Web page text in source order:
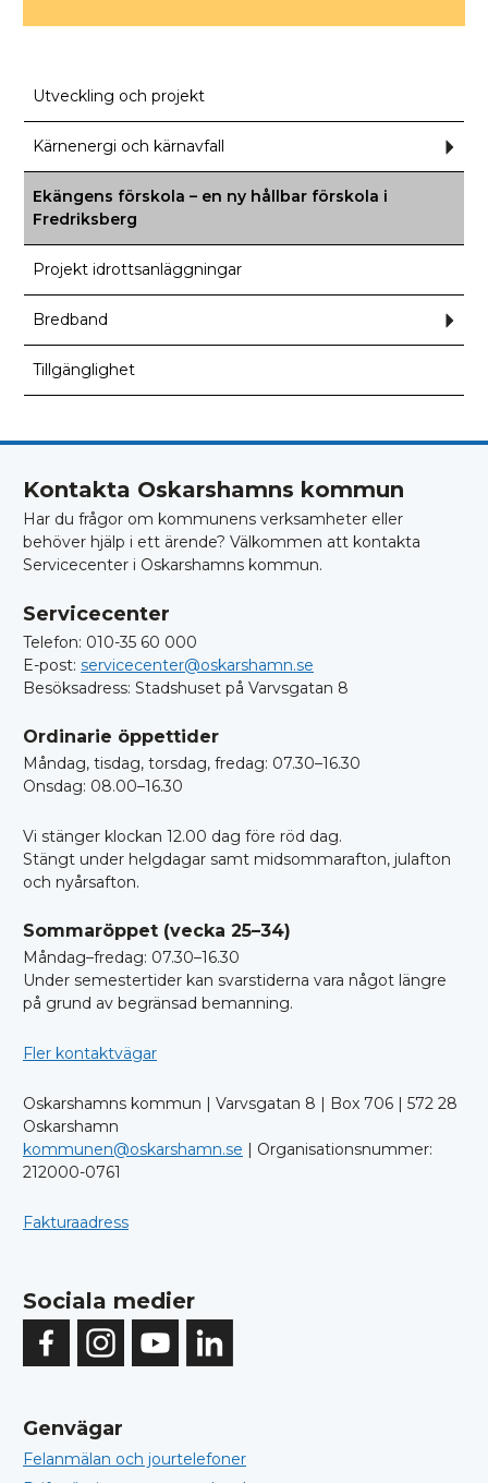
Utveckling och projekt
Kärnenergi och kärnavfall
Ekängens förskola – en ny hållbar förskola i
Fredriksberg
Projekt idrottsanläggningar
Bredband
Tillgänglighet
Kontakta Oskarshamns kommun
Har du frågor om kommunens verksamheter eller
behöver hjälp i ett ärende? Välkommen att kontakta
Servicecenter i Oskarshamns kommun.
Servicecenter
Telefon: 010-35 60 000
E-post: servicecenter@oskarshamn.se
Besöksadress: Stadshuset på Varvsgatan 8
Ordinarie öppettider
Måndag, tisdag, torsdag, fredag: 07.30–16.30
Onsdag: 08.00–16.30
Vi stänger klockan 12.00 dag före röd dag.
Stängt under helgdagar samt midsommarafton, julafton
och nyårsafton.
Sommaröppet (vecka 25–34)
Måndag–fredag: 07.30–16.30
Under semestertider kan svarstiderna vara något längre
på grund av begränsad bemanning.
Fler kontaktvägar
Oskarshamns kommun | Varvsgatan 8 | Box 706 | 572 28
Oskarshamn
kommunen@oskarshamn.se | Organisationsnummer:
212000-0761
Fakturaadress
Sociala medier
Genvägar
Felanmälan och jourtelefoner